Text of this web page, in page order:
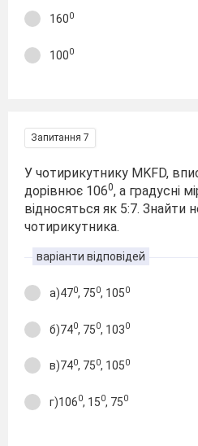
1600
1000
Запитання 7
У чотирикутнику MKFD,
дорівнює 1060, а градусні
відносяться як 5:7. Знайти
чотирикутника.
варіанти відповідей
а)470, 750, 1050
б)740, 750, 1030
в)740, 750, 1050
г)1060, 150, 750